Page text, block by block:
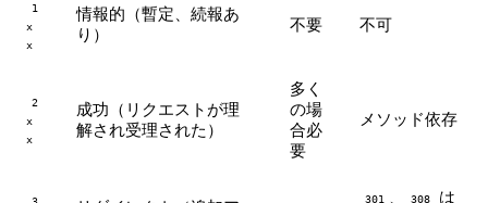
1
x
x
情報的（暫定、続報あ
り）
不要 不可
2
x
x
成功（リクエストが理
解され受理された）
多く
の場
合必
要
メソッド依存
301 308
は